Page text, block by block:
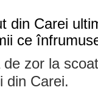
de zor la
din Carei.